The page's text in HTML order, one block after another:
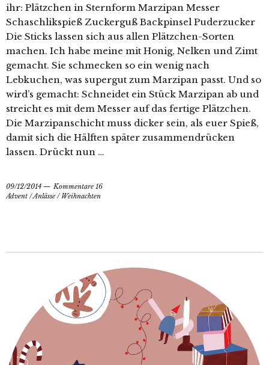
ihr: Plätzchen in Sternform Marzipan Messer
Schaschlikspieß Zuckerguß Backpinsel Puderzucker
Die Sticks lassen sich aus allen Plätzchen-Sorten
machen. Ich habe meine mit Honig, Nelken und Zimt
gemacht. Sie schmecken so ein wenig nach
Lebkuchen, was supergut zum Marzipan passt. Und so
wird’s gemacht: Schneidet ein Stück Marzipan ab und
streicht es mit dem Messer auf das fertige Plätzchen.
Die Marzipanschicht muss dicker sein, als euer Spieß,
damit sich die Hälften später zusammendrücken
lassen. Drückt nun …
09/12/2014
Kommentare 16
Advent /Anlässe / Weihnachten